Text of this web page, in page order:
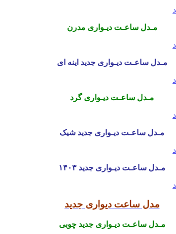
مـدل ساعـت دیـواری مدرن
مـدل ساعـت دیـواری جدید اینه ای
مـدل ساعـت دیـواری گرد
مـدل ساعـت دیـواری جدید شیک
مـدل ساعـت دیـواری جدید ۱۴۰۳
مدل ساعت دیواری جدید
مـدل ساعـت دیـواری جدید چوبی